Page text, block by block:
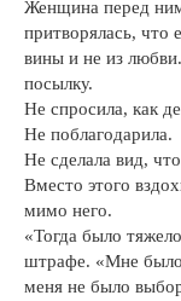
Женщина перед
притворялась, что
вины и не из
посылку.
Не спросила, как
Не поблагодарила.
Не сделала вид,
Вместо этого
мимо него.
«Тогда было
штрафе. «Мне было
меня не было